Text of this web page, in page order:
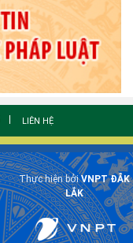
LIÊN HỆ
Thực hiện bởiVNPT ĐẮK
LẮK